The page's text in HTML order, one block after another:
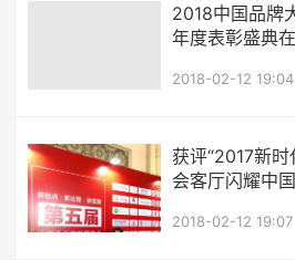
2018中国品牌
年度表彰盛典
2018-02-12 19:04
获评“2017新
会客厅闪耀中
2018-02-12 19:07